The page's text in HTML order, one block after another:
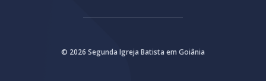
© 2026 Segunda Igreja Batista em Goiânia